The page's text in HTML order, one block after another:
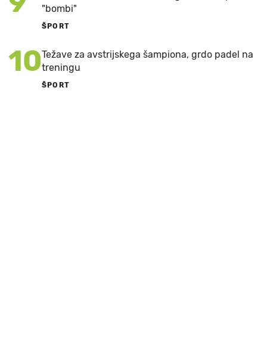
"bombi"
ŠPORT
10Težave za avstrijskega šampiona, grdo padel na
treningu
ŠPORT